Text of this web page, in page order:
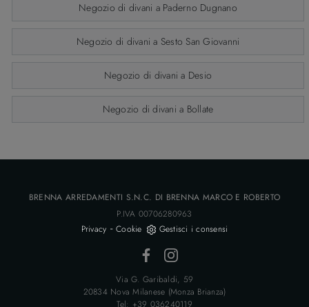
Negozio di divani a Paderno Dugnano
Negozio di divani a Sesto San Giovanni
Negozio di divani a Desio
Negozio di divani a Bollate
BRENNA ARREDAMENTI S.N.C. DI BRENNA MARCO E ROBERTO
P.IVA 00706280963
Privacy -Cookie Gestisci i consensi
Via G. Garibaldi, 59
20834 Nova Milanese (Monza Brianza)
Tel: +39 036240119